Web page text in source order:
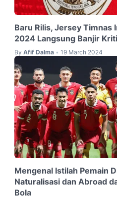
Baru Rilis, Jersey Timnas
2024 Langsung Banjir
By Afif Dalma • 19 March 2024
Mengenal Istilah Pemain
Naturalisasi dan Abroad
Bola